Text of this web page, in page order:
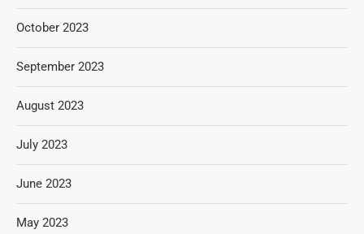
October 2023
September 2023
August 2023
July 2023
June 2023
May 2023